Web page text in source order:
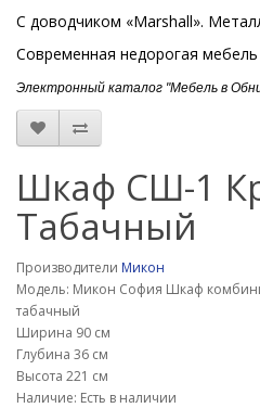
С доводчиком «Marshall».
Современная недорогая
Электронный каталог "Мебель в
Шкаф СШ-1
Табачный
Производители Микон
Модель: Микон София Шкаф
табачный
Ширина 90 см
Глубина 36 см
Высота 221 см
Наличие: Есть в наличии